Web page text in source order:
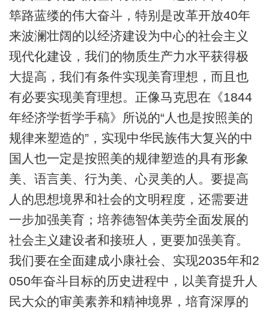
筚路蓝缕的伟大奋斗，特别是改革开放40年
来波澜壮阔的以经济建设为中心的社会主义
现代化建设，我们的物质生产力水平获得极
大提高，我们有条件实现美育理想，而且也
有必要实现美育理想。正像马克思在《1844
年经济学哲学手稿》所说的“人也是按照美的
规律来塑造的”，实现中华民族伟大复兴的中
国人也一定是按照美的规律塑造的具有形象
美、语言美、行为美、心灵美的人。要提高
人的思想境界和社会的文明程度，还需要进
一步加强美育；培养德智体美劳全面发展的
社会主义建设者和接班人，更要加强美育。
我们要在全面建成小康社会、实现2035年和2
050年奋斗目标的历史进程中，以美育提升人
民大众的审美素养和精神境界，培育深厚的